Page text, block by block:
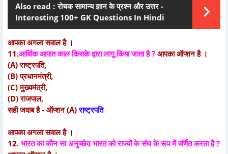
Also read : रोचक सामान्य ज्ञान के प्रश्न और उत्तर -
Interesting 100+ GK Questions In Hindi
आपका अगला सवाल है ।
11.आर्थिक आपात काल किसके द्वारा लागू किया जाता है ? आपका ऑप्शन है ।
(A) राष्ट्रपति,
(B) प्रधानमंत्री,
(C) मुख्यमंत्री,
(D) राजपाल,
सही जवाब है - ऑप्शन (A)राष्ट्रपति
आपका अगला सवाल है ।
12. भारत का कौन सा अनुच्छेद भारत को राज्यों के संघ के रूप में वर्णित करता है ?